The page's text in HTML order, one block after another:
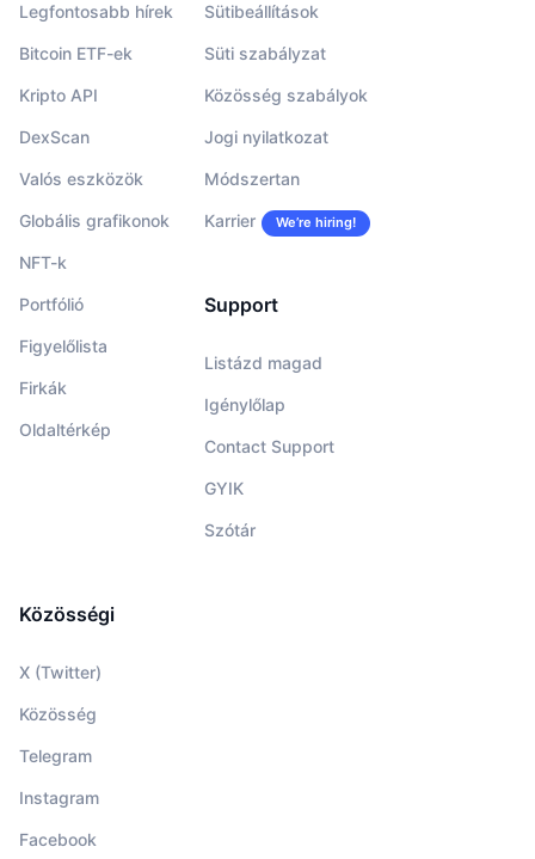
Legfontosabb hírek
Bitcoin ETF-ek
Kripto API
DexScan
Valós eszközök
Globális grafikonok
NFT-k
Portfólió
Figyelőlista
Firkák
Oldaltérkép
Sütibeállítások
Süti szabályzat
Közösség szabályok
Jogi nyilatkozat
Módszertan
Karrier We’re hiring!
Support
Listázd magad
Igénylőlap
Contact Support
GYIK
Szótár
Közösségi
X (Twitter)
Közösség
Telegram
Instagram
Facebook